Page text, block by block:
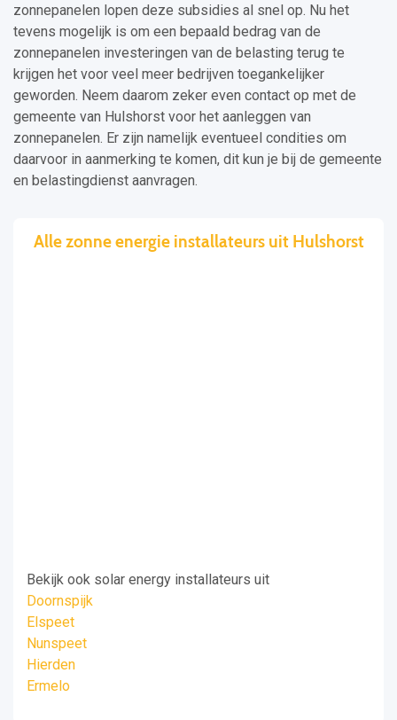
zonnepanelen lopen deze subsidies al snel op. Nu het
tevens mogelijk is om een bepaald bedrag van de
zonnepanelen investeringen van de belasting terug te
krijgen het voor veel meer bedrijven toegankelijker
geworden. Neem daarom zeker even contact op met de
gemeente van Hulshorst voor het aanleggen van
zonnepanelen. Er zijn namelijk eventueel condities om
daarvoor in aanmerking te komen, dit kun je bij de gemeente
en belastingdienst aanvragen.
Alle zonne energie installateurs uit Hulshorst
Bekijk ook solar energy installateurs uit
Doornspijk
Elspeet
Nunspeet
Hierden
Ermelo